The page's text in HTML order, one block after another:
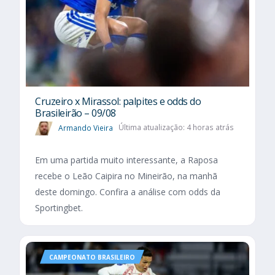
Cruzeiro x Mirassol: palpites e odds do
Brasileirão – 09/08
Armando Vieira Última atualização: 4 horas atrás
Em uma partida muito interessante, a Raposa
recebe o Leão Caipira no Mineirão, na manhã
deste domingo. Confira a análise com odds da
Sportingbet.
CAMPEONATO BRASILEIRO